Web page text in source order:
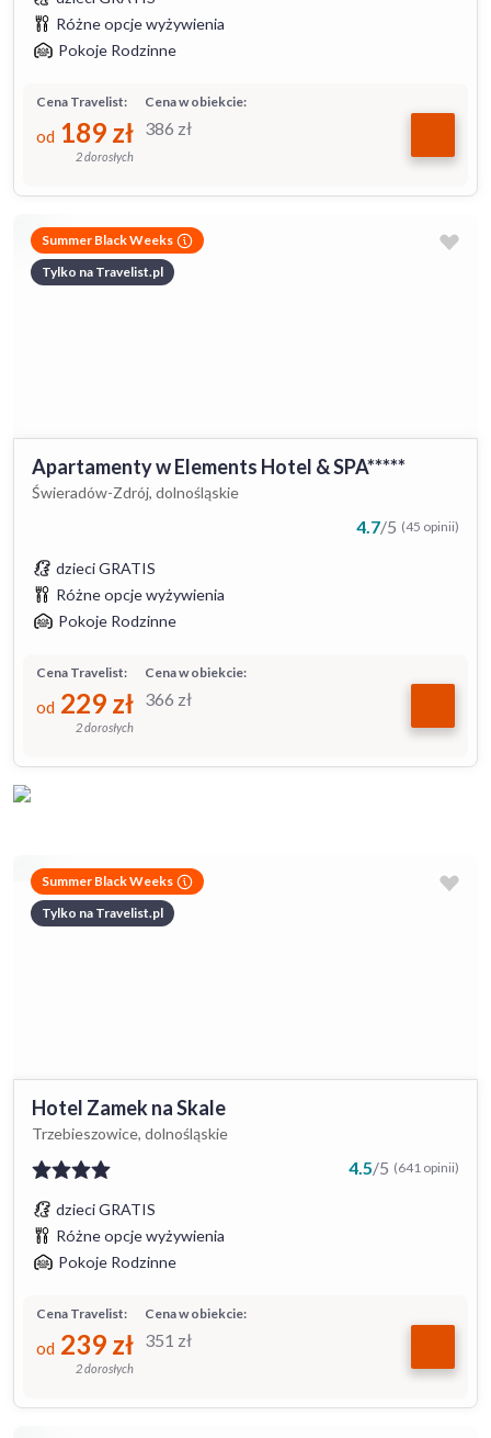
Różne opcje wyżywienia
Pokoje Rodzinne
Cena w obiekcie:
386 zł
Cena Travelist:
od 189 zł
2 dorosłych
Summer Black Weeks
Tylko na Travelist.pl
Apartamenty w Elements Hotel & SPA*****
Świeradów-Zdrój, dolnośląskie
4.7/5 (45 opinii)
dzieci GRATIS
Różne opcje wyżywienia
Pokoje Rodzinne
Cena w obiekcie:
366 zł
Cena Travelist:
od 229 zł
2 dorosłych
Summer Black Weeks
Tylko na Travelist.pl
Hotel Zamek na Skale
Trzebieszowice, dolnośląskie
4.5/5 (641 opinii)
dzieci GRATIS
Różne opcje wyżywienia
Pokoje Rodzinne
Cena w obiekcie:
351 zł
Cena Travelist:
od 239 zł
2 dorosłych